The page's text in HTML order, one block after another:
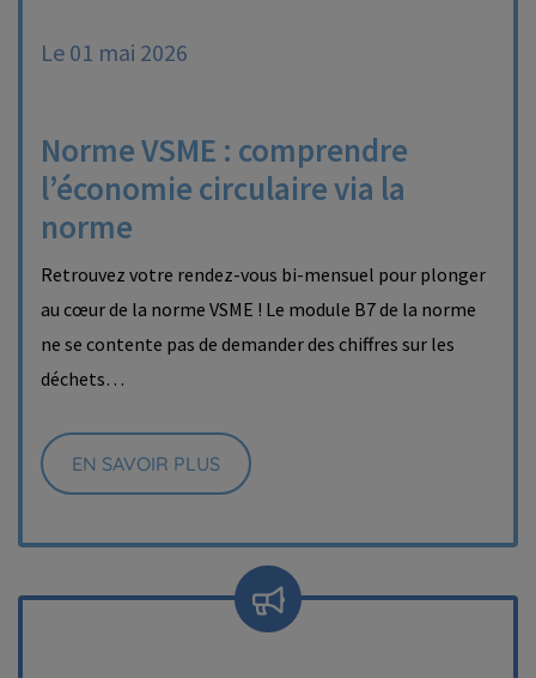
Le 01 mai 2026
Norme VSME : comprendre
l’économie circulaire via la
norme
Retrouvez votre rendez-vous bi-mensuel pour plonger
au cœur de la norme VSME ! Le module B7 de la norme
ne se contente pas de demander des chiffres sur les
déchets…
EN SAVOIR PLUS